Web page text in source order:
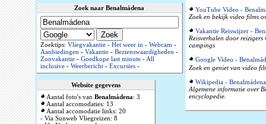
Zoek naar Benalmádena
Zoektips: Vliegvakantie- Het weer in- Webcam-
Aanbiedingen- Vakantie- Bezienswaardigheden-
Zonvakantie- Goedkope last minute-All
inclusive- Weerbericht- Excursies-
Website gegevens
Aantal foto's van Benalmádena: 3
Aantal accomodaties: 13
Aantal accomodatie links: 20
- Via Sunweb Vliegreizen: 8
YouTube Video -
Zoek en bekijk video films
Vakantie Reiswijzer -
Reisverhalen door reizigers
campings
Google Video -
Zoek en geniet van video
Wikipedia - Benalmádena
Algemene informatie over
encyclopedie.